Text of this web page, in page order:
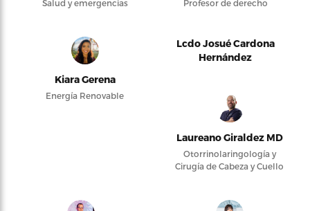
Salud y emergencias Profesor de derecho
Kiara Gerena
Energía Renovable
Lcdo Josué Cardona
Hernández
Laureano Giraldez MD
Otorrinolaringología y
Cirugía de Cabeza y Cuello